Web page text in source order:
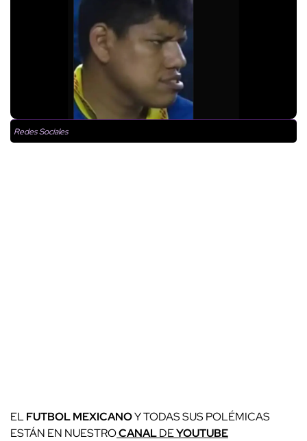
Redes Sociales
ELFUTBOL MEXICANOY TODAS SUS POLÉMICAS
ESTÁN EN NUESTROCANALDEYOUTUBE